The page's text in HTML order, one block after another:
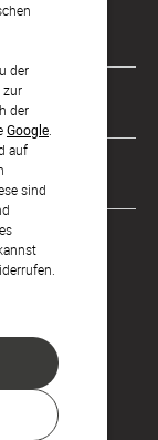
der
zur
der
Google
auf
sind